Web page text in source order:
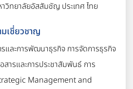
าวิทยาลัยอัสสัมชัญ ประเทศ ไทย
เชี่ยวชาญ
และการพัฒนาธุรกิจ การจัดการธุรกิจ
ารและการประชาสัมพันธ์ การ
Management and